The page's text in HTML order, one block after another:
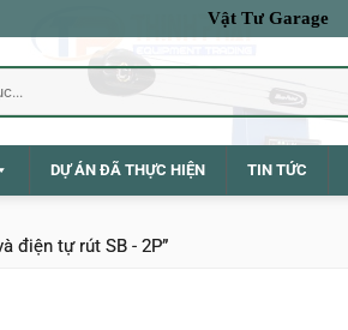
Vật Tư Garage
DỰ ÁN ĐÃ THỰC HIỆN TIN TỨC
điện tự rút SB - 2P”